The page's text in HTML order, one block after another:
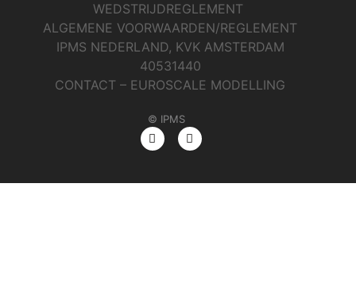
WEDSTRIJDREGLEMENT
ALGEMENE VOORWAARDEN/REGLEMENT
IPMS NEDERLAND, KVK AMSTERDAM
40531440
CONTACT – EUROSCALE MODELLING
© IPMS